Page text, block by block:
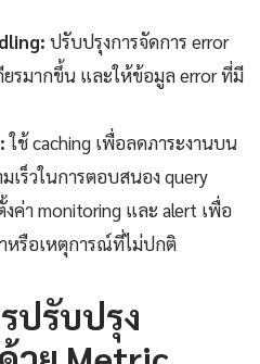
ปรับปรุงการจัดการ error
รมากขึ้น และให้ข้อมูล error ที่มี
ใช้ caching เพื่อลดภาระงานบน
เร็วในการตอบสนอง query
งค่า monitoring และ alert เพื่อ
หรือเหตุการณ์ที่ไม่ปกติ
ปรับปรุง